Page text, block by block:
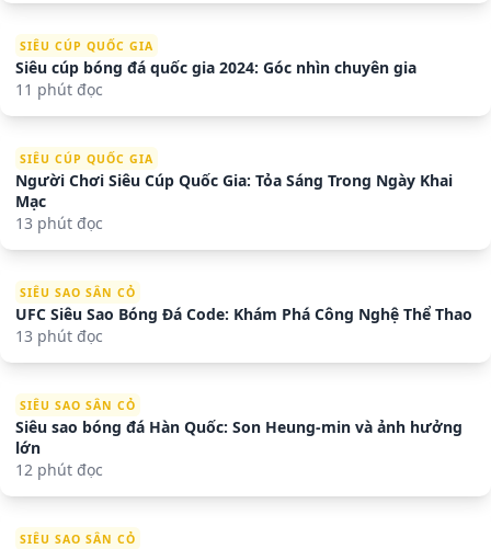
SIÊU CÚP QUỐC GIA
Siêu cúp bóng đá quốc gia 2024: Góc nhìn chuyên gia
11 phút đọc
SIÊU CÚP QUỐC GIA
Người Chơi Siêu Cúp Quốc Gia: Tỏa Sáng Trong Ngày Khai
Mạc
13 phút đọc
SIÊU SAO SÂN CỎ
UFC Siêu Sao Bóng Đá Code: Khám Phá Công Nghệ Thể Thao
13 phút đọc
SIÊU SAO SÂN CỎ
Siêu sao bóng đá Hàn Quốc: Son Heung-min và ảnh hưởng
lớn
12 phút đọc
SIÊU SAO SÂN CỎ